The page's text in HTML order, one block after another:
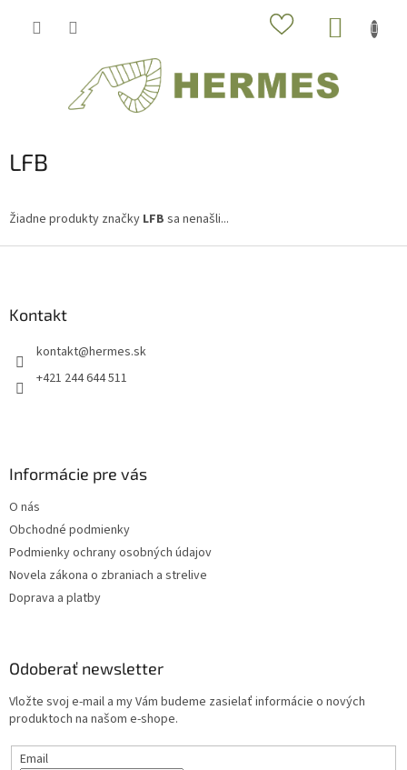
LFB
Žiadne produkty značky LFB sa nenašli...
Kontakt
kontakt@hermes.sk
+421 244 644 511
Informácie pre vás
O nás
Obchodné podmienky
Podmienky ochrany osobných údajov
Novela zákona o zbraniach a strelive
Doprava a platby
Odoberať newsletter
Vložte svoj e-mail a my Vám budeme zasielať informácie o nových
produktoch na našom e-shope.
Email